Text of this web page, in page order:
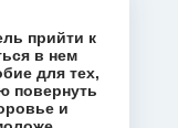
прийти к
в нем
для тех,
повернуть
и